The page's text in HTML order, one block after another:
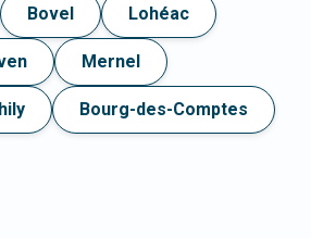
Bovel Lohéac
Mernel
Bourg-des-Comptes